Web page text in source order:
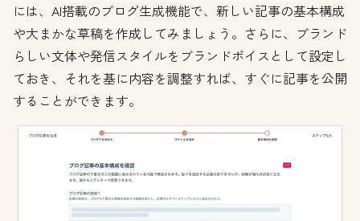
には、AI搭載のブログ生成機能で、新しい記事の基本構成
や大まかな草稿を作成してみましょう。さらに、ブランド
らしい文体や発信スタイルをブランドボイスとして設定し
ておき、それを基に内容を調整すれば、すぐに記事を公開
することができます。